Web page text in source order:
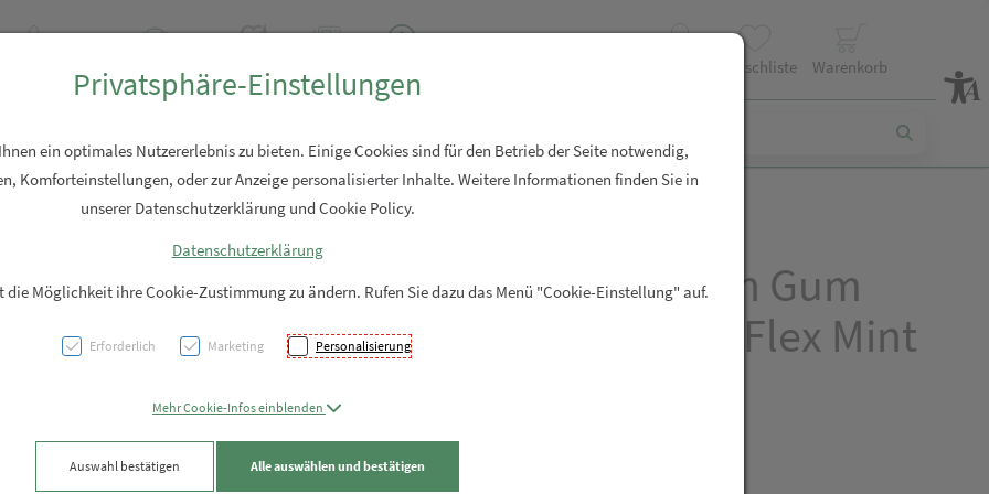
Wunschliste Warenkorb
Interdentalbuersten Gum
Soft-picks Comfort Flex Mint
Privatsphäre-Einstellungen
ein optimales Nutzererlebnis zu bieten. Einige Cookies sind für den Betrieb der Seite notwendig,
Komforteinstellungen, oder zur Anzeige personalisierter Inhalte. Weitere Informationen finden Sie in
unserer Datenschutzerklärung und Cookie Policy.
Datenschutzerklärung
die Möglichkeit ihre Cookie-Zustimmung zu ändern. Rufen Sie dazu das Menü "Cookie-Einstellung" auf.
Erforderlich Marketing Personalisierung
Mehr Cookie-Infos einblenden
Auswahl bestätigen Alle auswählen und bestätigen